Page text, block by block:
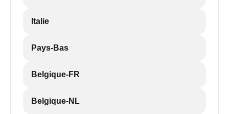
Italie
Pays-Bas
Belgique-FR
Belgique-NL